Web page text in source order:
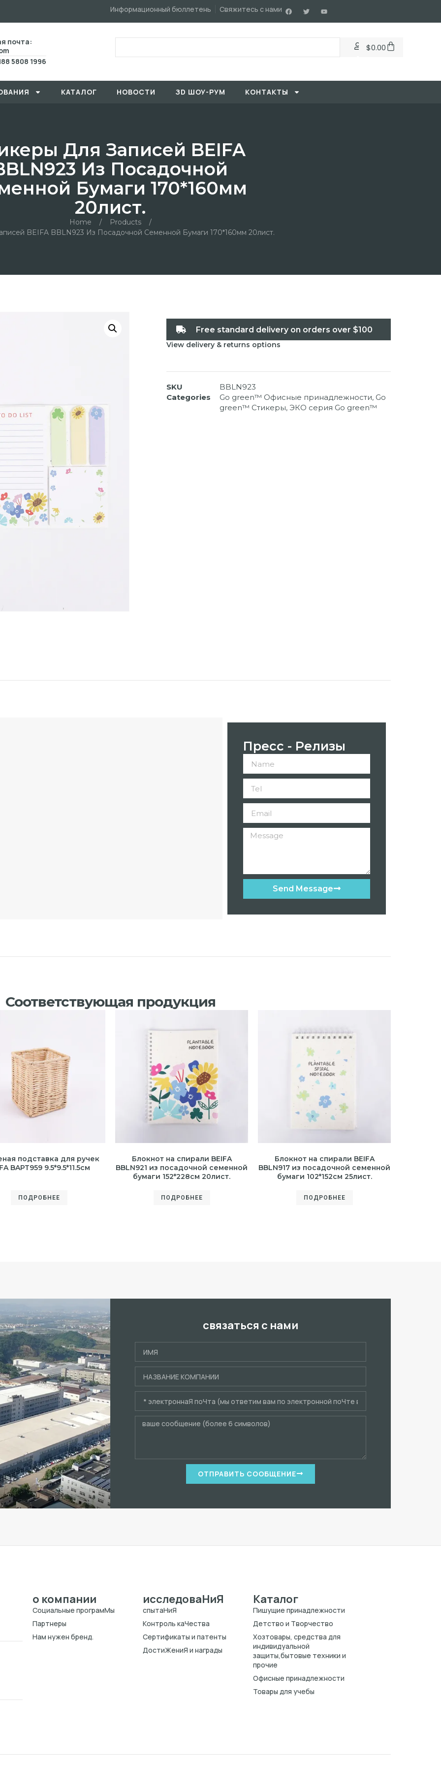
Информационный бюллетень Свяжитесь с нами
почта:
5808 1996
$0.00
КАТАЛОГ HОBOCTИ ЗD ШОУ-РУМ KОНТАКТЫ
Для Записей BEIFA
Из Посадочной
Бумаги 170*160мм
20лист.
Home / Products
/
BEIFA BBLN923 Из Посадочной Семенной Бумаги 170*160мм 20лист.
Free standard delivery on orders over $100
View delivery & returns options
SKU
BBLN923
Categories
Go green™ Офисные принадлежности, Go
green™ Стикеры, ЭКО серия Go green™
Пресс - Релизы
Send Message
Соответствующая продукция
подставка для ручек
BAPT959 9.5*9.5*11.5см
ПОДРОБНЕЕ
Блокнот на спирали BEIFA
BBLN921 из посадочной семенной
бумаги 152*228см 20лист.
ПОДРОБНЕЕ
Блокнот на спирали BEIFA
BBLN917 из посадочной семенной
бумаги 102*152см 25лист.
ПОДРОБНЕЕ
связаться с нами
ОТПРАВИТЬ СООБЩЕНИЕ
о компании
Cоциальные програмMы
Партнеры
Нам нужен бренд.
исследоваHиЯ
спытаHиЯ
Kонтроль каЧества
Cертификаты и патенты
ДостиЖениЯ и награды
Каталог
Пишущие принадлежности
Детство и Творчество
Хозтовары, средства для
индивидуальной
защиты,бытовые техники и
прочие
Офисные принадлежности
Товары для учебы